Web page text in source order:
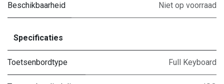
Beschikbaarheid Niet op voorraad
Specificaties
Toetsenbordtype Full Keyboard